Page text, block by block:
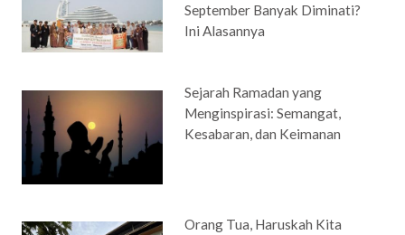
September Banyak Diminati?
Ini Alasannya
Sejarah Ramadan yang
Menginspirasi: Semangat,
Kesabaran, dan Keimanan
Orang Tua, Haruskah Kita